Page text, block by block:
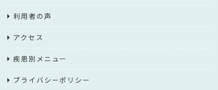
利用者の声
アクセス
疾患別メニュー
プライバシーポリシー